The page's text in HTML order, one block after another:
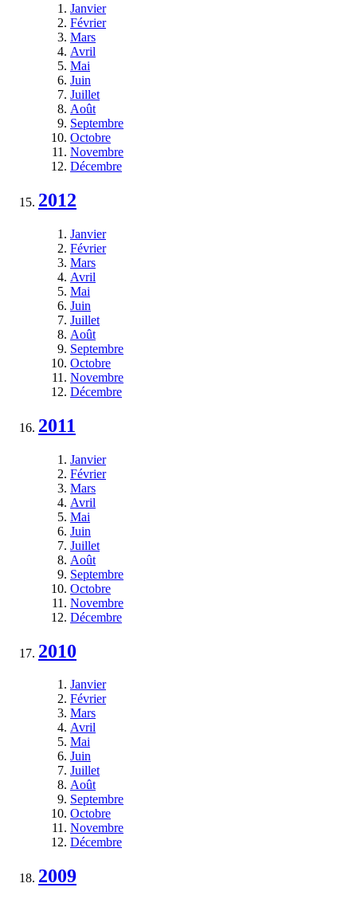
Janvier
Février
Mars
Avril
Mai
Juin
Juillet
Août
Septembre
Octobre
Novembre
Décembre
2012
Janvier
Février
Mars
Avril
Mai
Juin
Juillet
Août
Septembre
Octobre
Novembre
Décembre
2011
Janvier
Février
Mars
Avril
Mai
Juin
Juillet
Août
Septembre
Octobre
Novembre
Décembre
2010
Janvier
Février
Mars
Avril
Mai
Juin
Juillet
Août
Septembre
Octobre
Novembre
Décembre
2009